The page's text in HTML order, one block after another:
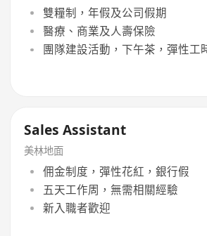
雙糧制，年假及公司假期
醫療、商業及人壽保險
團隊建設活動，下午茶，彈性工
Sales Assistant
美林地面
佣金制度，彈性花紅，銀行假
五天工作周，無需相關經驗
新入職者歡迎